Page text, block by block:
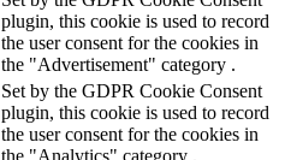
plugin, this cookie is used to record
the user consent for the cookies in
the "Advertisement" category .
Set by the GDPR Cookie Consent
plugin, this cookie is used to record
the user consent for the cookies in